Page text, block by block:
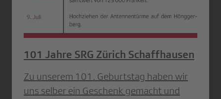
101 Jahre SRG Zürich Schaffhausen
Zu unserem 101. Geburtstag haben wir
uns selber ein Geschenk gemacht und